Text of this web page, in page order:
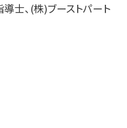
導士、(株)ブーストパート